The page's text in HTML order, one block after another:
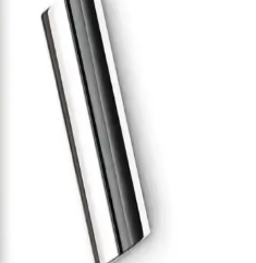
Balsam: Atopik ve
ve Yatıştırıcı
kuru ve atopiye eğilimli
ve yatıştırıcı
dermatolojik testli bir bakım
Organik Saç
Renk Seçeneği